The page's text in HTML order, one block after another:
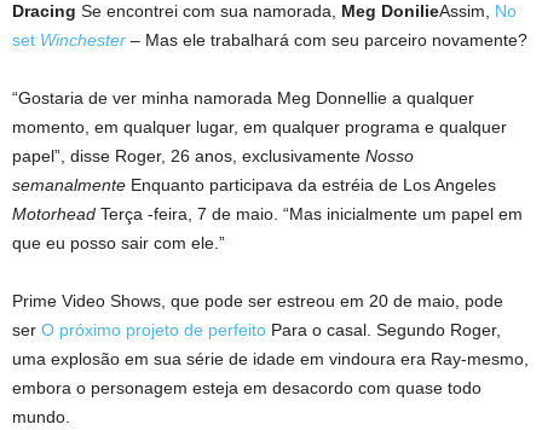
Dracing Se encontrei com sua namorada, Meg DonilieAssim, No
set Winchester – Mas ele trabalhará com seu parceiro novamente?
“Gostaria de ver minha namorada Meg Donnellie a qualquer
momento, em qualquer lugar, em qualquer programa e qualquer
papel”, disse Roger, 26 anos, exclusivamente Nosso
semanalmente Enquanto participava da estréia de Los Angeles
Motorhead Terça -feira, 7 de maio. “Mas inicialmente um papel em
que eu posso sair com ele.”
Prime Video Shows, que pode ser estreou em 20 de maio, pode
ser O próximo projeto de perfeito Para o casal. Segundo Roger,
uma explosão em sua série de idade em vindoura era Ray-mesmo,
embora o personagem esteja em desacordo com quase todo
mundo.